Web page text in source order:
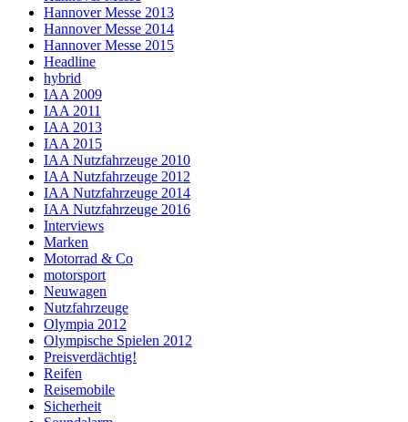
Hannover Messe 2013
Hannover Messe 2014
Hannover Messe 2015
Headline
hybrid
IAA 2009
IAA 2011
IAA 2013
IAA 2015
IAA Nutzfahrzeuge 2010
IAA Nutzfahrzeuge 2012
IAA Nutzfahrzeuge 2014
IAA Nutzfahrzeuge 2016
Interviews
Marken
Motorrad & Co
motorsport
Neuwagen
Nutzfahrzeuge
Olympia 2012
Olympische Spielen 2012
Preisverdächtig!
Reifen
Reisemobile
Sicherheit